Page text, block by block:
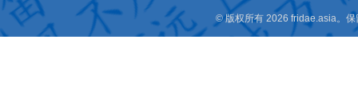
© 版权所有 2026 fridae.asia。